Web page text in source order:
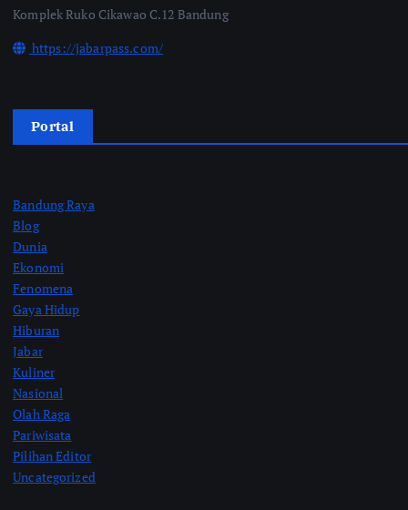
Komplek Ruko Cikawao C.12 Bandung
https://jabarpass.com/
Portal
Bandung Raya
Blog
Dunia
Ekonomi
Fenomena
Gaya Hidup
Hiburan
Jabar
Kuliner
Nasional
Olah Raga
Pariwisata
Pilihan Editor
Uncategorized